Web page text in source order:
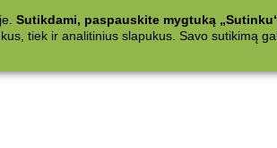
Sutikdami, paspauskite mygtuką
tiek ir analitinius slapukus. Savo sutikimą